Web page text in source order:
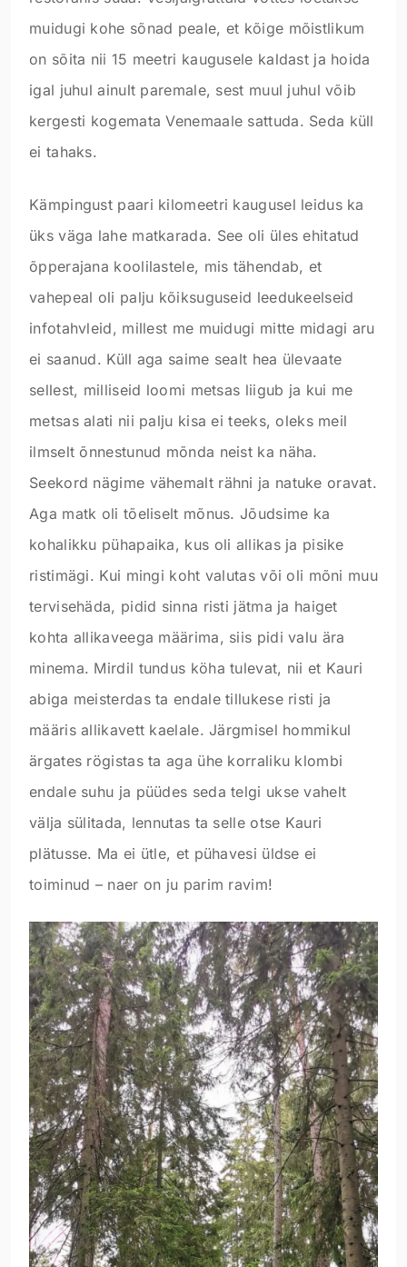
muidugi kohe sõnad peale, et kõige mõistlikum
on sõita nii 15 meetri kaugusele kaldast ja hoida
igal juhul ainult paremale, sest muul juhul võib
kergesti kogemata Venemaale sattuda. Seda küll
ei tahaks.
Kämpingust paari kilomeetri kaugusel leidus ka
üks väga lahe matkarada. See oli üles ehitatud
õpperajana koolilastele, mis tähendab, et
vahepeal oli palju kõiksuguseid leedukeelseid
infotahvleid, millest me muidugi mitte midagi aru
ei saanud. Küll aga saime sealt hea ülevaate
sellest, milliseid loomi metsas liigub ja kui me
metsas alati nii palju kisa ei teeks, oleks meil
ilmselt õnnestunud mõnda neist ka näha.
Seekord nägime vähemalt rähni ja natuke oravat.
Aga matk oli tõeliselt mõnus. Jõudsime ka
kohalikku pühapaika, kus oli allikas ja pisike
ristimägi. Kui mingi koht valutas või oli mõni muu
tervisehäda, pidid sinna risti jätma ja haiget
kohta allikaveega määrima, siis pidi valu ära
minema. Mirdil tundus köha tulevat, nii et Kauri
abiga meisterdas ta endale tillukese risti ja
määris allikavett kaelale. Järgmisel hommikul
ärgates rögistas ta aga ühe korraliku klombi
endale suhu ja püüdes seda telgi ukse vahelt
välja sülitada, lennutas ta selle otse Kauri
plätusse. Ma ei ütle, et pühavesi üldse ei
toiminud – naer on ju parim ravim!